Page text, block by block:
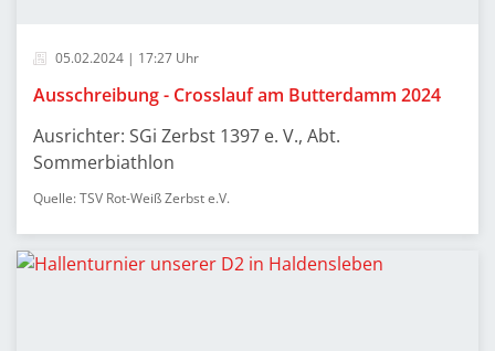
05.02.2024 | 17:27 Uhr
Ausschreibung - Crosslauf am Butterdamm 2024
Ausrichter: SGi Zerbst 1397 e. V., Abt.
Sommerbiathlon
Quelle: TSV Rot-Weiß Zerbst e.V.